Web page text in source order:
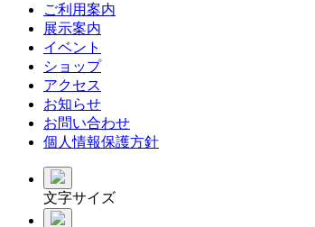
ご利用案内
展示案内
イベント
ショップ
アクセス
お知らせ
お問い合わせ
個人情報保護方針
文字サイズ